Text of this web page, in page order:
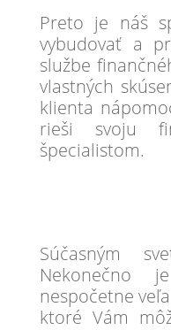
Preto je náš
vybudovať a
službe
vlastných
klienta
rieši svoju
špecialistom.
Súčasným
Nekonečno
nespočetne
ktoré Vám